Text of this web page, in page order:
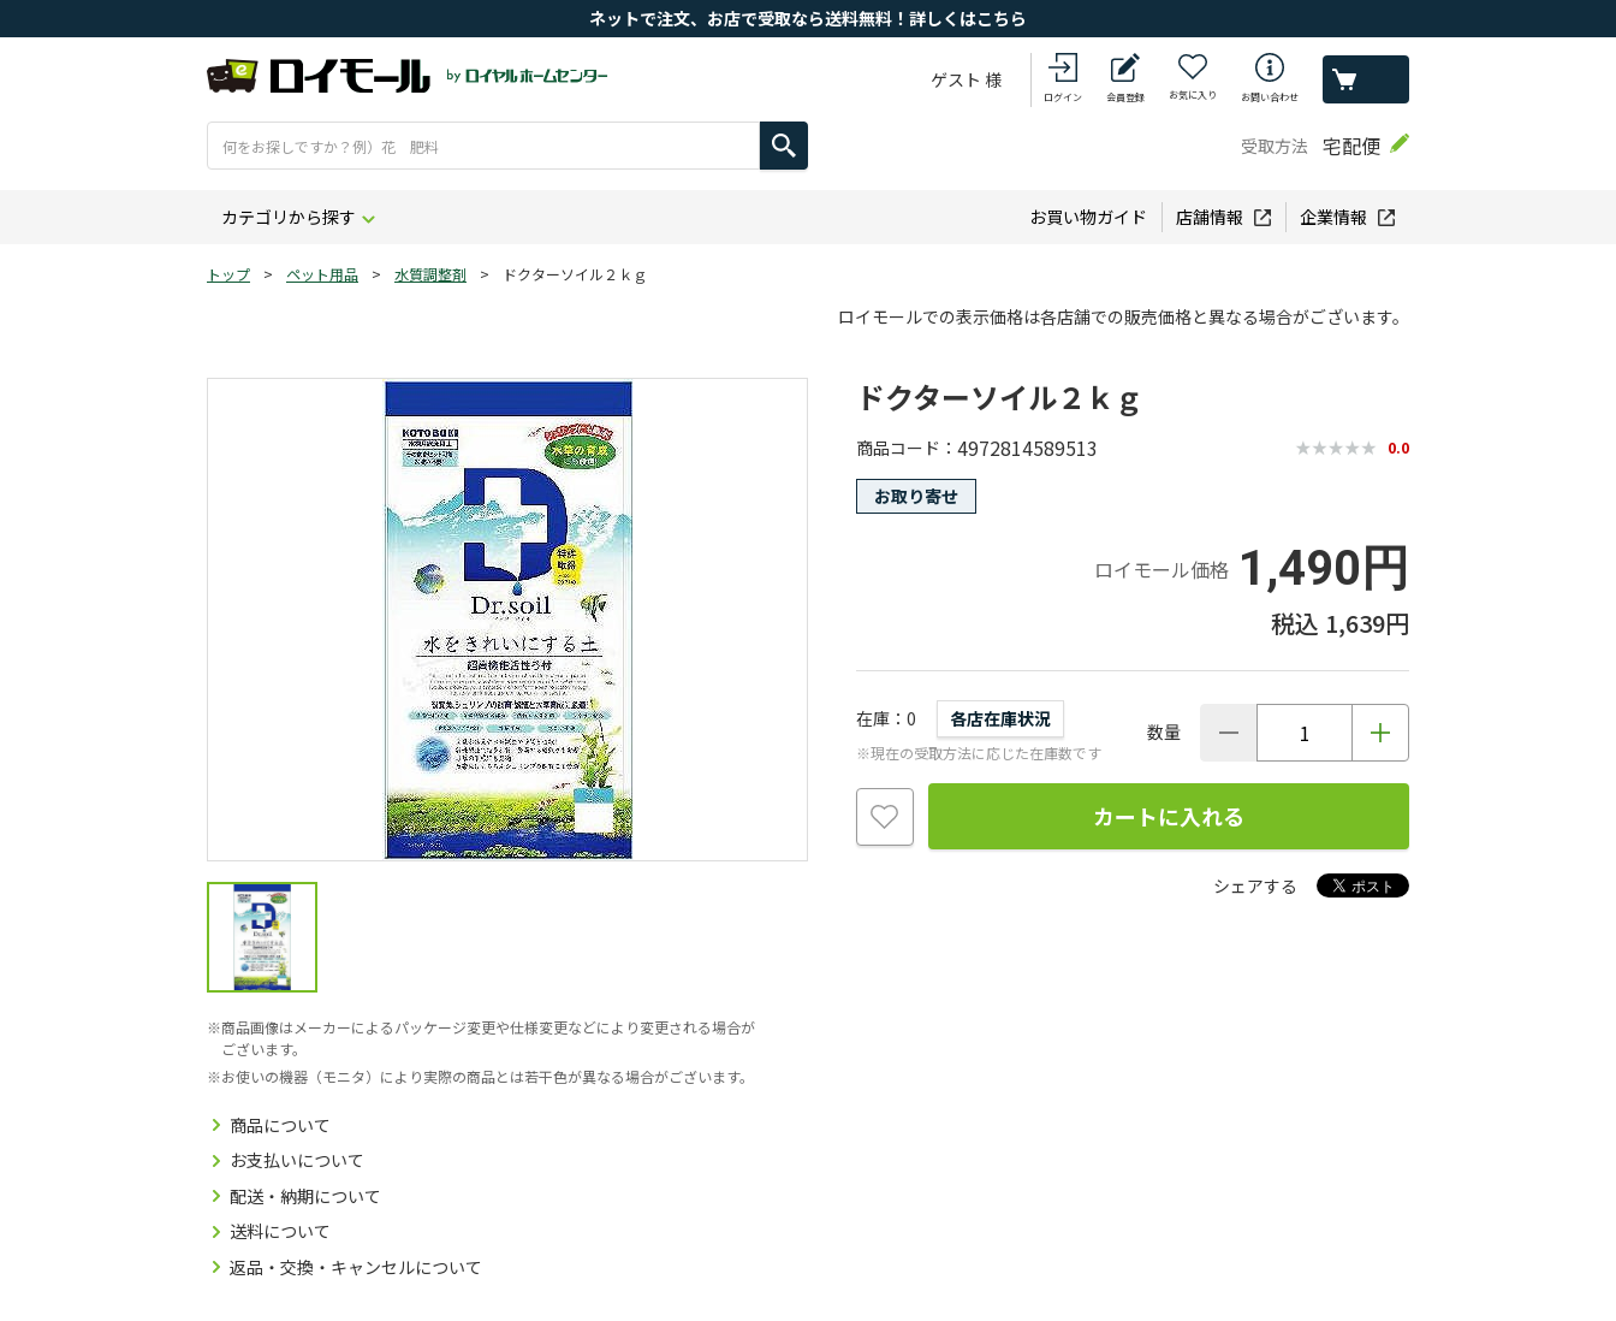
ネットで注文、お店で受取なら送料無料！詳しくはこちら
ゲスト 様
ログイン 会員登録 お気に入り お問い合わせ
受取方法 宅配便
カテゴリから探す お買い物ガイド 店舗情報 企業情報
トップ > ペット用品 > 水質調整剤 > ドクターソイル２ｋｇ
ロイモールでの表示価格は各店舗での販売価格と異なる場合がございます。
商品画像はメーカーによるパッケージ変更や仕様変更などにより変更される場合が
ございます。
お使いの機器（モニタ）により実際の商品とは若干色が異なる場合がございます。
商品について
お支払いについて
配送・納期について
送料について
返品・交換・キャンセルについて
ドクターソイル２ｋｇ
商品コード 4972814589513 0.0
お取り寄せ
ロイモール価格 1,490円
1,639円
在庫 0 各店在庫状況
※現在の受取方法に応じた在庫数です
数量
カートに入れる
シェアする